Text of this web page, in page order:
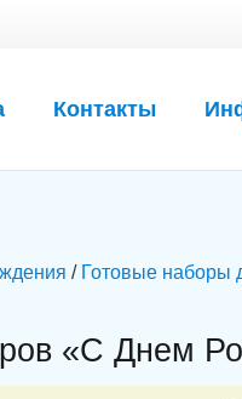
Контакты
/ Готовые наборы
«С Днем